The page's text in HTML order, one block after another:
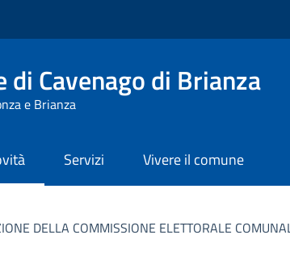
di Cavenago di Brianza
e Brianza
Servizi Vivere il comune
DELLA COMMISSIONE ELETTORALE